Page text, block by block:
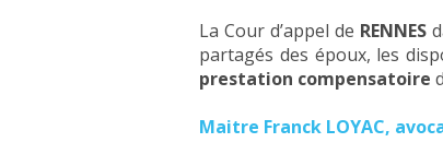
La Cour d’appel de RENNES
partagés des époux, les
prestation compensatoire
Maitre Franck LOYAC,